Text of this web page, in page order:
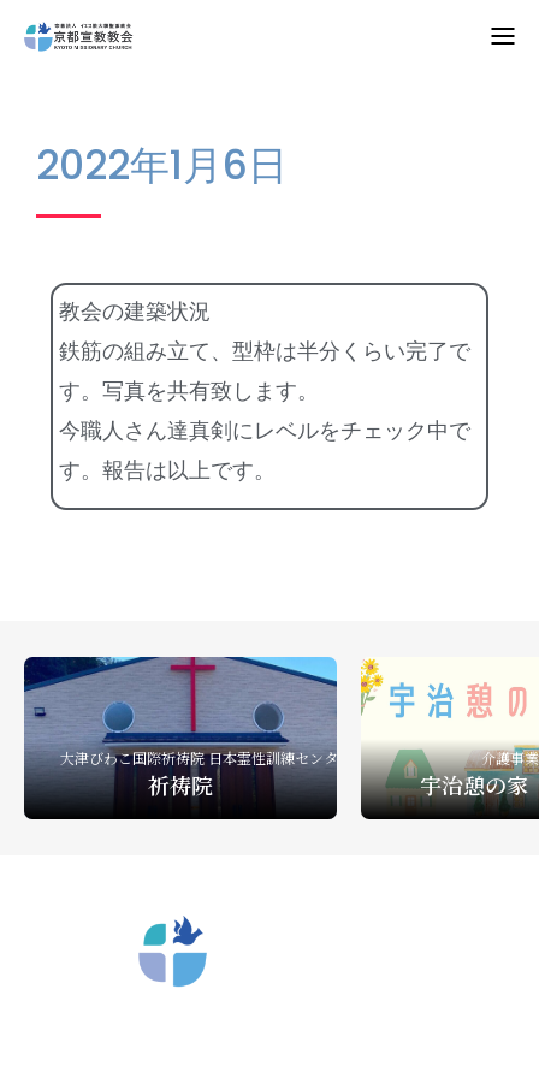
教会案内
礼拝・集会
牧師コラム
聖殿建築
NPO法人HOPE300
お知らせ・ミッションダイアリー
2022年1月6日
教会の建築状況
鉄筋の組み立て、型枠は半分くらい完了で
す。写真を共有致します。
今職人さん達真剣にレベルをチェック中で
す。報告は以上です。
大津びわこ国際祈祷院 日本霊性訓練センター
祈祷院
介護事
宇治憩の